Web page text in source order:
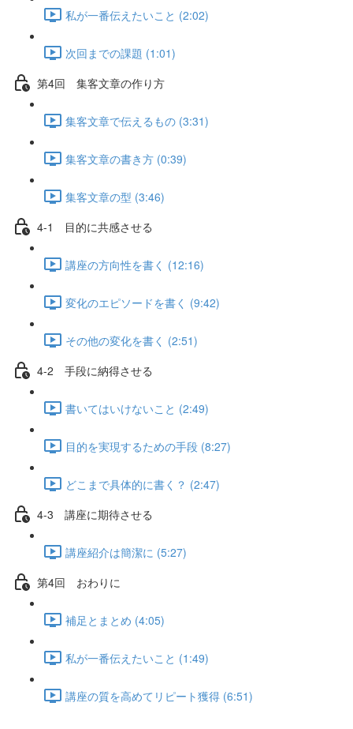
私が一番伝えたいこと (2:02)
次回までの課題 (1:01)
第4回 集客文章の作り方
集客文章で伝えるもの (3:31)
集客文章の書き方 (0:39)
集客文章の型 (3:46)
4-1 目的に共感させる
講座の方向性を書く (12:16)
変化のエピソードを書く (9:42)
その他の変化を書く (2:51)
4-2 手段に納得させる
書いてはいけないこと (2:49)
目的を実現するための手段 (8:27)
どこまで具体的に書く？ (2:47)
4-3 講座に期待させる
講座紹介は簡潔に (5:27)
第4回 おわりに
補足とまとめ (4:05)
私が一番伝えたいこと (1:49)
講座の質を高めてリピート獲得 (6:51)